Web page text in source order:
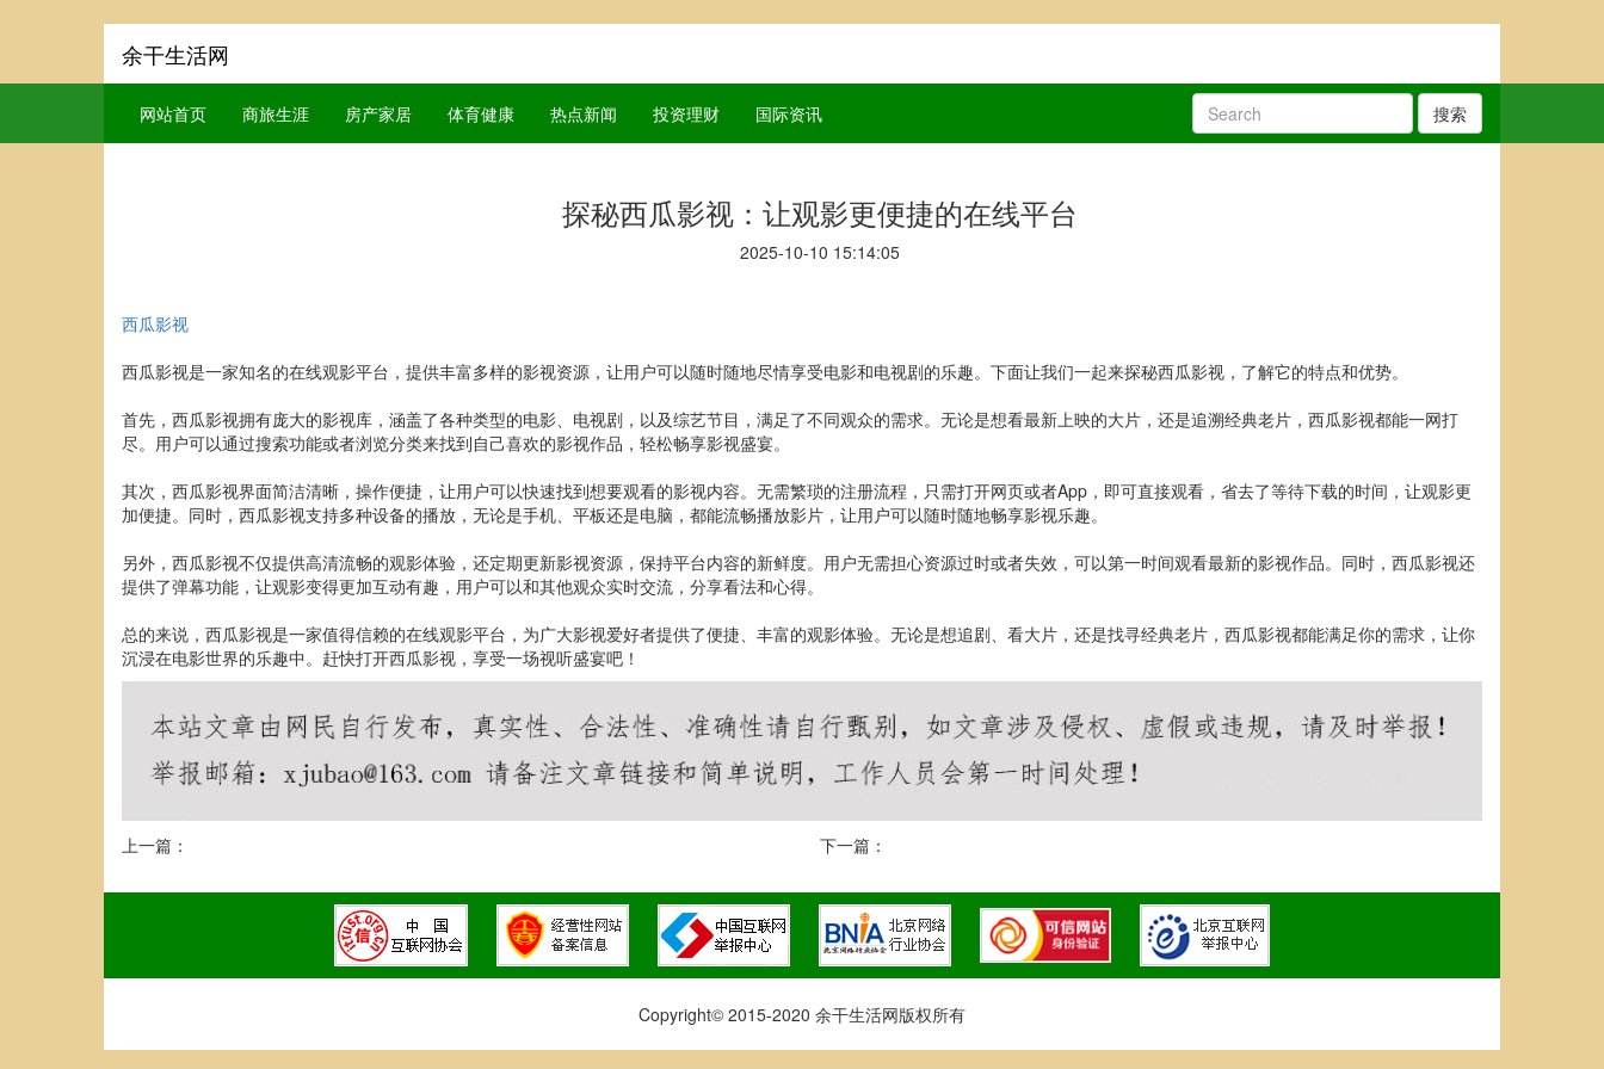
余干生活网
网站首页 商旅生涯 房产家居 体育健康 热点新闻 投资理财 国际资讯 搜索
探秘西瓜影视：让观影更便捷的在线平台
2025-10-10 15:14:05
西瓜影视
西瓜影视是一家知名的在线观影平台，提供丰富多样的影视资源，让用户可以随时随地尽情享受电影和电视剧的乐趣。下面让我们一起来探秘西瓜影视，了解它的特点和优势。
首先，西瓜影视拥有庞大的影视库，涵盖了各种类型的电影、电视剧，以及综艺节目，满足了不同观众的需求。无论是想看最新上映的大片，还是追溯经典老片，西瓜影视都能一网打
尽。用户可以通过搜索功能或者浏览分类来找到自己喜欢的影视作品，轻松畅享影视盛宴。
其次，西瓜影视界面简洁清晰，操作便捷，让用户可以快速找到想要观看的影视内容。无需繁琐的注册流程，只需打开网页或者App，即可直接观看，省去了等待下载的时间，让观影更
加便捷。同时，西瓜影视支持多种设备的播放，无论是手机、平板还是电脑，都能流畅播放影片，让用户可以随时随地畅享影视乐趣。
另外，西瓜影视不仅提供高清流畅的观影体验，还定期更新影视资源，保持平台内容的新鲜度。用户无需担心资源过时或者失效，可以第一时间观看最新的影视作品。同时，西瓜影视还
提供了弹幕功能，让观影变得更加互动有趣，用户可以和其他观众实时交流，分享看法和心得。
总的来说，西瓜影视是一家值得信赖的在线观影平台，为广大影视爱好者提供了便捷、丰富的观影体验。无论是想追剧、看大片，还是找寻经典老片，西瓜影视都能满足你的需求，让你
沉浸在电影世界的乐趣中。赶快打开西瓜影视，享受一场视听盛宴吧！
上一篇： 下一篇：
Copyright© 2015-2020 余干生活网版权所有